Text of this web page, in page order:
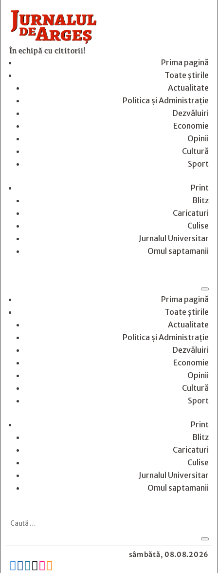
În echipă cu cititorii!
Prima pagină
Toate știrile
Actualitate
Politica și Administrație
Dezvăluiri
Economie
Opinii
Cultură
Sport
Print
Blitz
Caricaturi
Culise
Jurnalul Universitar
Omul saptamanii
Prima pagină
Toate știrile
Actualitate
Politica și Administrație
Dezvăluiri
Economie
Opinii
Cultură
Sport
Print
Blitz
Caricaturi
Culise
Jurnalul Universitar
Omul saptamanii
sâmbătă, 08.08.2026
     